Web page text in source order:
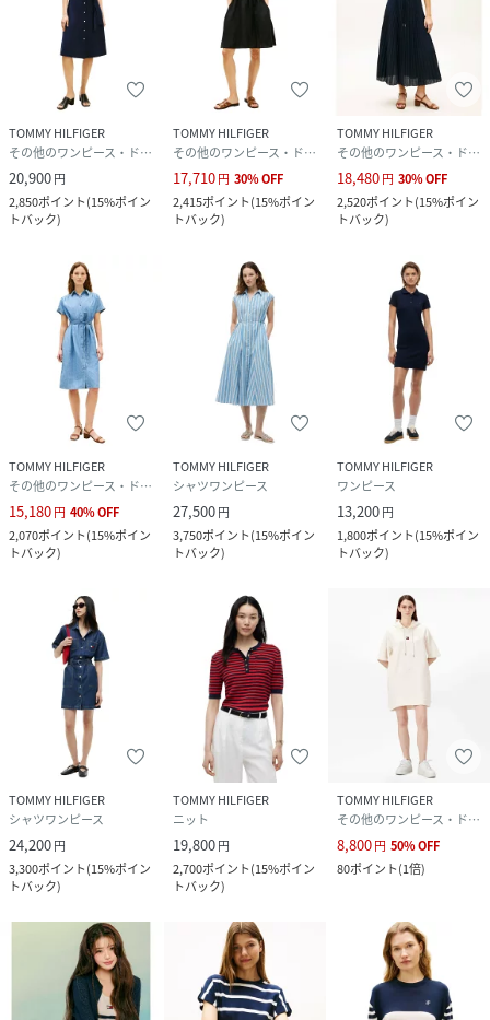
TOMMY HILFIGER
その他のワンピース・ドレス
20,900円
2,850ポイント(15%ポイン
トバック)
TOMMY HILFIGER
その他のワンピース・ドレス
17,710円 30%OFF
2,415ポイント(15%ポイン
トバック)
TOMMY HILFIGER
その他のワンピース・ドレス
18,480円 30%OFF
2,520ポイント(15%ポイン
トバック)
TOMMY HILFIGER
その他のワンピース・ドレス
15,180円 40%OFF
2,070ポイント(15%ポイン
トバック)
TOMMY HILFIGER
シャツワンピース
27,500円
3,750ポイント(15%ポイン
トバック)
TOMMY HILFIGER
ワンピース
13,200円
1,800ポイント(15%ポイン
トバック)
TOMMY HILFIGER
シャツワンピース
24,200円
3,300ポイント(15%ポイン
トバック)
TOMMY HILFIGER
ニット
19,800円
2,700ポイント(15%ポイン
トバック)
TOMMY HILFIGER
その他のワンピース・ドレス
8,800円 50%OFF
80ポイント(1倍)